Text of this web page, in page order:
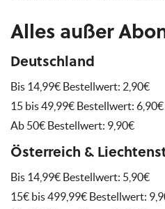
Alles außer
Deutschland
Bis 14,99€ Bestellwert: 2,90€
15 bis 49,99€ Bestellwert: 6,90€
Ab 50€ Bestellwert: 9,90€
Österreich &
Bis 14,99€ Bestellwert: 5,90€
15€ bis 499,99€ Bestellwert: